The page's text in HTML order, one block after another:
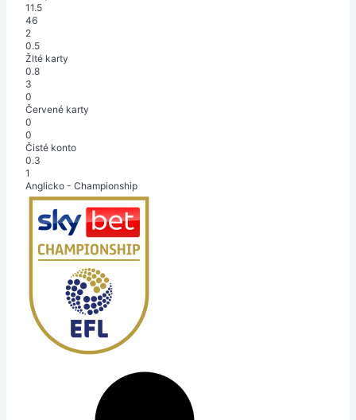
11.5
46
2
0.5
Žlté karty
0.8
3
0
Červené karty
0
0
Čisté konto
0.3
1
Anglicko - Championship